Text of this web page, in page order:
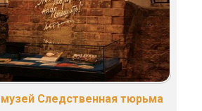
Следственная тюрьма